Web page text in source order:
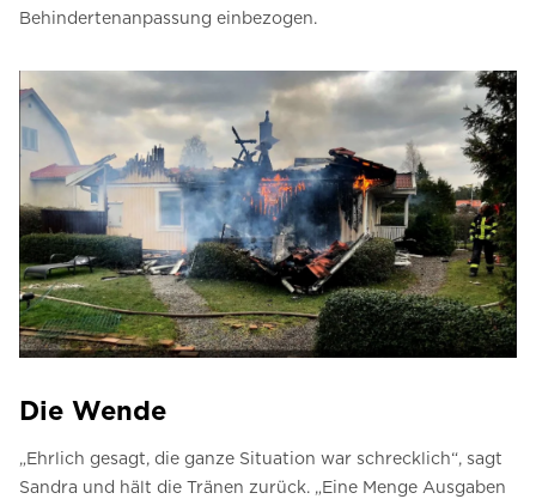
Behindertenanpassung einbezogen.
Die Wende
„Ehrlich gesagt, die ganze Situation war schrecklich“, sagt
Sandra und hält die Tränen zurück. „Eine Menge Ausgaben